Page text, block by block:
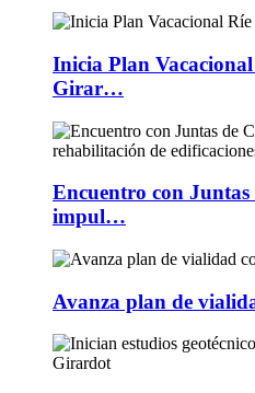
Inicia Plan Vacacional
Girar…
Encuentro con
impul…
Avanza plan de